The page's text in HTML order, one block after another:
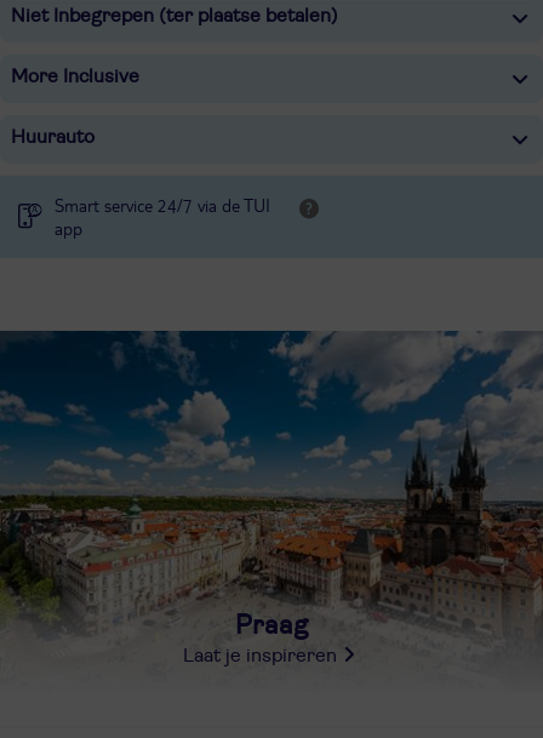
Niet Inbegrepen (ter plaatse betalen)
More Inclusive
Huurauto
Smart service 24/7 via de TUI
app
Praag
Laat je inspireren